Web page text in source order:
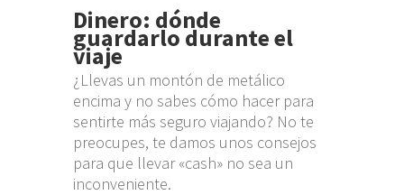
Dinero: dónde
guardarlo durante el
viaje
¿Llevas un montón de metálico
encima y no sabes cómo hacer para
sentirte más seguro viajando? No te
preocupes, te damos unos consejos
para que llevar «cash» no sea un
inconveniente.